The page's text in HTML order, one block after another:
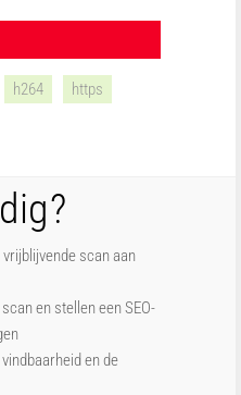
h264 https
scan aan
en stellen een SEO-
en de